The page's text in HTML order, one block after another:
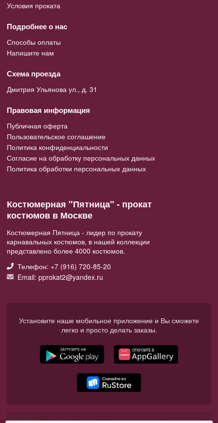
Условия проката
Подробнее о нас
Способы оплаты
Напишите нам
Схема проезда
Дмитрия Ульянова ул., д. 31
Правовая информация
Публичная оферта
Пользовательское соглашение
Политика конфиденциальности
Согласие на обработку персональных данных
Политика обработки персональных данных
Костюмерная "Пятница" - прокат
костюмов в Москве
Костюмерная Пятница - лидер по прокату
карнавальных костюмов, в нашей коллекции
представлено более 4000 костюмов.
Телефон: +7 (916) 720-85-20
Email: pprokat2@yandex.ru
Установите наше мобильное приложение и Вы сможете
легко и просто делать заказы.